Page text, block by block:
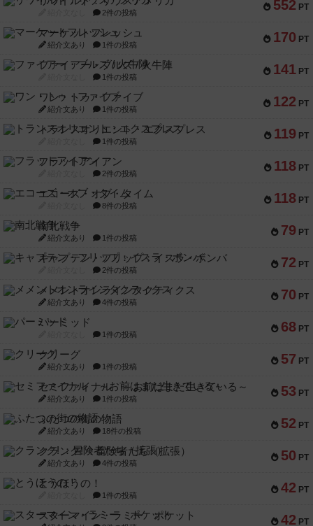
552 PT
2件の投稿
170 PT
マーケットフレッシュ
紹介文あり 1件の投稿
141 PT
ファイアー・ブルズ / 火牛陣
1件の投稿
122 PT
ワン・トゥ・ファイブ
紹介文あり 1件の投稿
119 PT
トランスオリエント・エクスプレス
1件の投稿
118 PT
フラットアイアン
2件の投稿
118 PT
エコーズ・オブ・タイム
8件の投稿
79 PT
南北戦争
紹介文あり 1件の投稿
72 PT
キャプテン・フリップ：イスラ・ボンバ
2件の投稿
70 PT
メメントオンラインタクティクス
紹介文あり 4件の投稿
68 PT
パーミッド
1件の投稿
57 PT
クリーグ
紹介文あり 1件の投稿
53 PT
セミファイナル ～お前はまだ生きている～
紹介文あり 1件の投稿
52 PT
ふたつの街の物語
紹介文あり 18件の投稿
50 PT
クランク! ：冒険者たち（拡張）
紹介文あり 4件の投稿
42 PT
とうほうの！
1件の投稿
42 PT
スターマイン・ラミー ポケット